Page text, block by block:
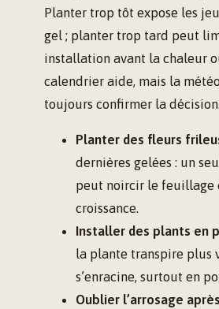
Planter trop tôt expose les
gel ; planter trop tard peut
installation avant la chaleur
calendrier aide, mais la
toujours confirmer la décision.
Planter des fleurs
dernières gelées : un
peut noircir le feuillage
croissance.
Installer des plants en
la plante transpire plus
s’enracine, surtout en
Oublier l’arrosage